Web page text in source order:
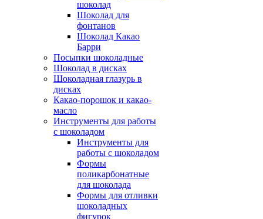
шоколад
Шоколад для
фонтанов
Шоколад Какао
Барри
Посыпки шоколадные
Шоколад в дисках
Шоколадная глазурь в
дисках
Какао-порошок и какао-
масло
Инструменты для работы
с шоколадом
Инструменты для
работы с шоколадом
Формы
поликарбонатные
для шоколада
Формы для отливки
шоколадных
фигурок